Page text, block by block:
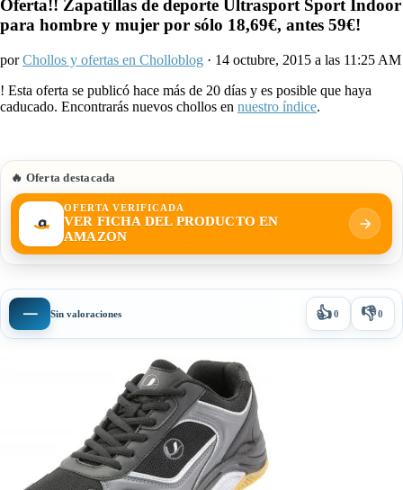
Oferta!! Zapatillas de deporte Ultrasport Sport Indoor
para hombre y mujer por sólo 18,69€, antes 59€!
porChollos y ofertas en Cholloblog · 14 octubre, 2015 a las 11:25 AM
! Esta oferta se publicó hace más de 20 días y es posible que haya
caducado. Encontrarás nuevos chollos en nuestro índice.
🔥 Oferta destacada
OFERTA VERIFICADA
VER FICHA DEL PRODUCTO EN
AMAZON
— Sin valoraciones 👍0 👎0